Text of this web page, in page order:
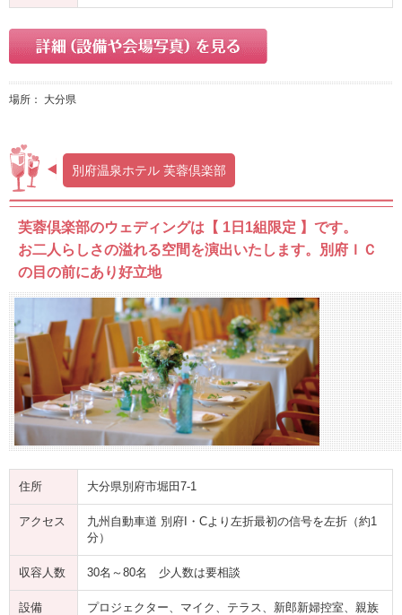
場所： 大分県
別府温泉ホテル 芙蓉倶楽部
芙蓉倶楽部のウェディングは【 1日1組限定 】です。
お二人らしさの溢れる空間を演出いたします。別府ＩＣ
の目の前にあり好立地
住所 大分県別府市堀田7-1
アクセス
九州自動車道 別府I・Cより左折最初の信号を左折（約1
分）
収容人数 30名～80名 少人数は要相談
設備
プロジェクター、マイク、テラス、新郎新婦控室、親族